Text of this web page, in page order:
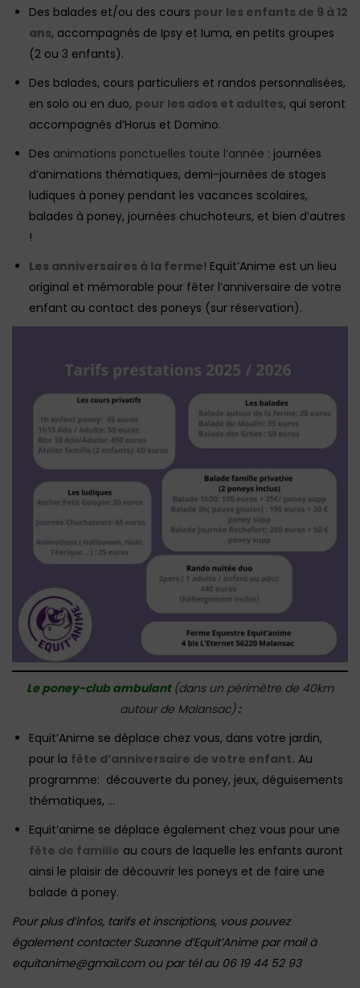
Des balades et/ou des cours pour les enfants de 9 à 12
ans, accompagnés de Ipsy et Iuma, en petits groupes
(2 ou 3 enfants).
Des balades, cours particuliers et randos personnalisées,
en solo ou en duo, pour les ados et adultes, qui seront
accompagnés d’Horus et Domino.
Des animations ponctuelles toute l’année : journées
d’animations thématiques, demi-journées de stages
ludiques à poney pendant les vacances scolaires,
balades à poney, journées chuchoteurs, et bien d’autres
!
Les anniversaires à la ferme! Equit’Anime est un lieu
original et mémorable pour fêter l’anniversaire de votre
enfant au contact des poneys (sur réservation).
Le poney-club ambulant (dans un périmètre de 40km
autour de Malansac):
Equit’Anime se déplace chez vous, dans votre jardin,
pour la fête d’anniversaire de votre enfant. Au
programme: découverte du poney, jeux, déguisements
thématiques, …
Equit’anime se déplace également chez vous pour une
fête de famille au cours de laquelle les enfants auront
ainsi le plaisir de découvrir les poneys et de faire une
balade à poney.
Pour plus d’infos, tarifs et inscriptions, vous pouvez
également contacter Suzanne d’Equit’Anime par mail à
equitanime@gmail.com ou par tél au 06 19 44 52 93